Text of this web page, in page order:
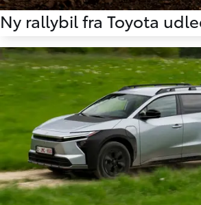
Ny rallybil fra Toyota